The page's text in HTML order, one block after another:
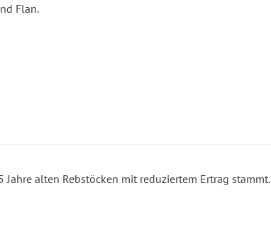
Flan.
alten Rebstöcken mit reduziertem Ertrag stammt.